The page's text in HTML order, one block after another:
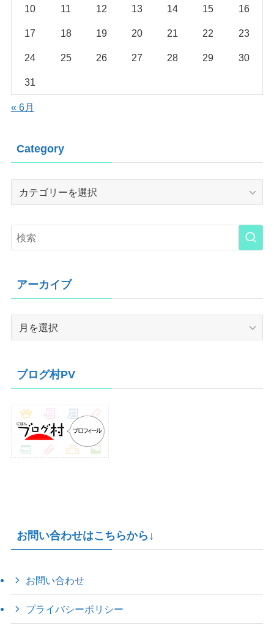
10 11 12 13 14 15 16
17 18 19 20 21 22 23
24 25 26 27 28 29 30
31
« 6月
Category
Category
アーカイブ
ブ
ブログ村PV
お問い合わせはこちらから↓
お問い合わせ
プライバシーポリシー